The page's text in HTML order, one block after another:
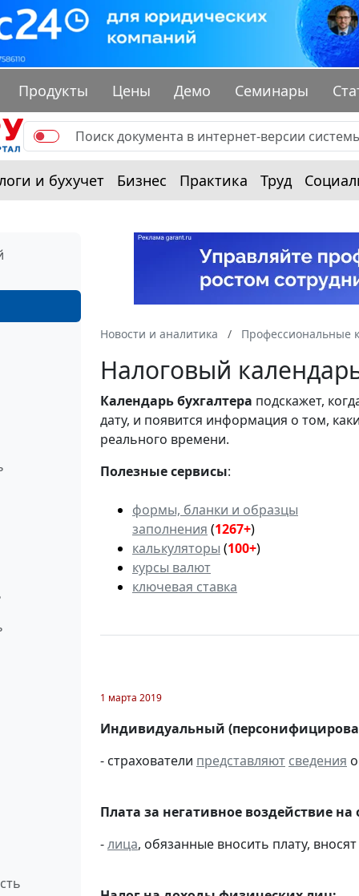
Продукты Цены Демо Семинары
и бухучет Бизнес Практика Труд
Новости и аналитика Профессиональные
Налоговый
Календарьбухгалтера подскажет,
дату, и появится информация о том,
реального времени.
Полезные сервисы:
формы, бланки и образцы
заполнения (1267+)
калькуляторы (100+)
курсы валют
ключевая ставка
1 марта 2019
Индивидуальный
- страхователи представляют сведения
Плата за негативное воздействие
-лица, обязанные вносить плату, вносят